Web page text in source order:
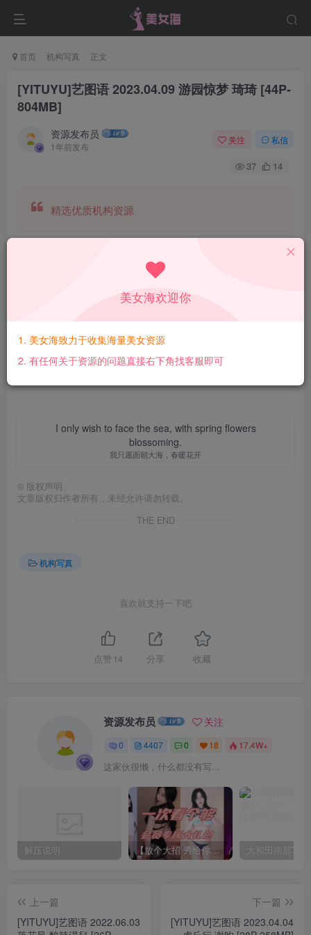
首页 机构写真 正文
[YITUYU]艺图语 2023.04.09 游园惊梦 琦琦 [44P-
804MB]
资源发布员
1年前发布
关注 私信
37 14
精选优质机构资源
https://pan.baidu.com/s/1tiGbodHPM18Mwbb1c7pvgg?
pwd=wzk2 【提取码】：wzk2【解压密码】：
I only wish to face the sea, with spring flowers
blossoming.
我只愿面朝大海，春暖花开
© 版权声明
文章版权归作者所有，未经允许请勿转载。
THE END
机构写真
喜欢就支持一下吧
点赞 14 分享 收藏
资源发布员 关注
0 4407 0 18 17.4W+
这家伙很懒，什么都没有写...
解压说明 【放个大招 秀给你】赞助VIP，全站无限制任意下载巨量福利资源打包！【VIP优惠中】
上一篇
[YITUYU]艺图语 2022.06.03
下一篇
[YITUYU]艺图语 2023.04.04
美女海欢迎你
1. 美女海致力于收集海量美女资源
2. 有任何关于资源的问题直接右下角找客服即可